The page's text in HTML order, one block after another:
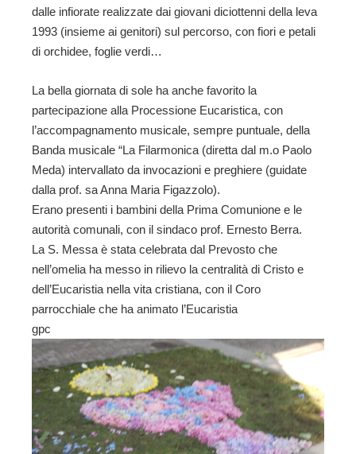
dalle infiorate realizzate dai giovani diciottenni della leva
1993 (insieme ai genitori) sul percorso, con fiori e petali
di orchidee, foglie verdi…
La bella giornata di sole ha anche favorito la
partecipazione alla Processione Eucaristica, con
l’accompagnamento musicale, sempre puntuale, della
Banda musicale “La Filarmonica (diretta dal m.o Paolo
Meda) intervallato da invocazioni e preghiere (guidate
dalla prof. sa Anna Maria Figazzolo).
Erano presenti i bambini della Prima Comunione e le
autorità comunali, con il sindaco prof. Ernesto Berra.
La S. Messa è stata celebrata dal Prevosto che
nell’omelia ha messo in rilievo la centralità di Cristo e
dell’Eucaristia nella vita cristiana, con il Coro
parrocchiale che ha animato l’Eucaristia
gpc